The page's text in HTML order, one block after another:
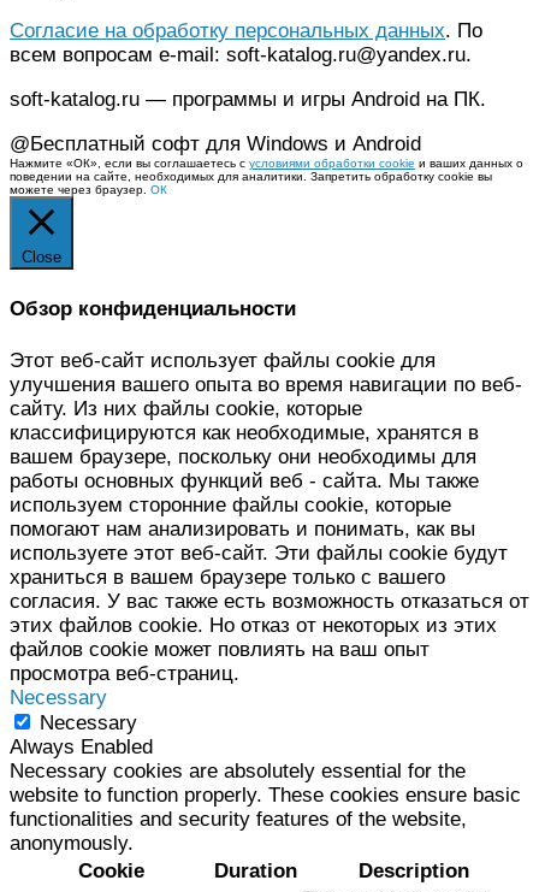
Согласие на обработку персональных данных. По
всем вопросам e-mail: soft-katalog.ru@yandex.ru.
soft-katalog.ru — программы и игры Android на ПК.
@Бесплатный софт для Windows и Android
Нажмите «ОК», если вы соглашаетесь с условиями обработки cookie и ваших данных о
поведении на сайте, необходимых для аналитики. Запретить обработку cookie вы
можете через браузер. ОК
Close
Обзор конфиденциальности
Этот веб-сайт использует файлы cookie для
улучшения вашего опыта во время навигации по веб-
сайту. Из них файлы cookie, которые
классифицируются как необходимые, хранятся в
вашем браузере, поскольку они необходимы для
работы основных функций веб - сайта. Мы также
используем сторонние файлы cookie, которые
помогают нам анализировать и понимать, как вы
используете этот веб-сайт. Эти файлы cookie будут
храниться в вашем браузере только с вашего
согласия. У вас также есть возможность отказаться от
этих файлов cookie. Но отказ от некоторых из этих
файлов cookie может повлиять на ваш опыт
просмотра веб-страниц.
Necessary
Necessary
Always Enabled
Necessary cookies are absolutely essential for the
website to function properly. These cookies ensure basic
functionalities and security features of the website,
anonymously.
Cookie
Duration Description